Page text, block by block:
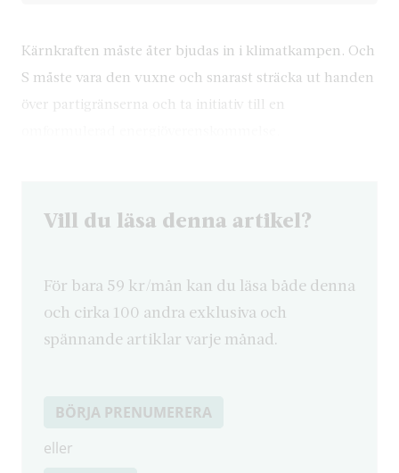
Kärnkraften måste åter bjudas in i klimatkampen. Och
S måste vara den vuxne och snarast sträcka ut handen
över partigränserna och ta initiativ till en
Vill du läsa denna artikel?
För bara 59 kr/mån kan du läsa både denna
och cirka 100 andra exklusiva och
spännande artiklar varje månad.
BÖRJA PRENUMERERA
eller